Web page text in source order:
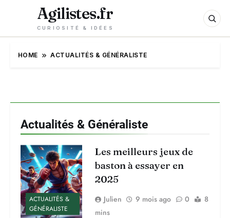
Agilistes.fr
CURIOSITÉ & IDÉES
HOME ACTUALITÉS & GÉNÉRALISTE
Actualités & Généraliste
ACTUALITÉS &
GÉNÉRALISTE
Les meilleurs jeux de
baston à essayer en
2025
Julien 9 mois ago 0
8
mins